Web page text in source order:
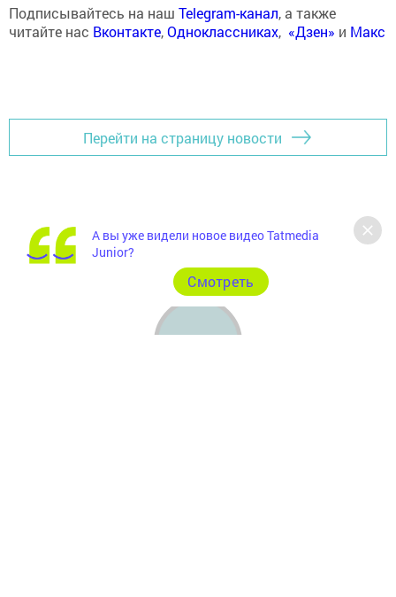
Подписывайтесь на наш Telegram-канал, а также
читайте нас Вконтакте,Одноклассниках, «Дзен» и Макс
Перейти на страницу новости
А вы уже видели новое видео Tatmedia
Junior?
Cмотреть